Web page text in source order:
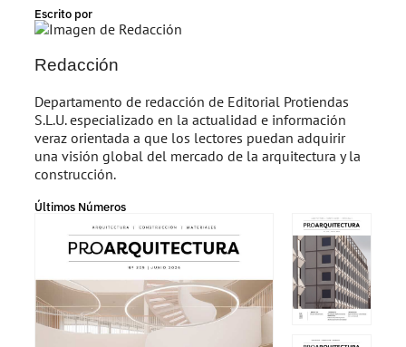
Escrito por
Redacción
Departamento de redacción de Editorial Protiendas
S.L.U. especializado en la actualidad e información
veraz orientada a que los lectores puedan adquirir
una visión global del mercado de la arquitectura y la
construcción.
Últimos Números